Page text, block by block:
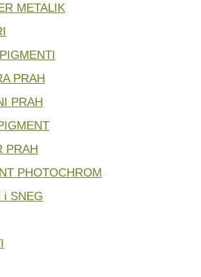
METALIK
PRAH
PRAH
PRAH
PHOTOCHROM
i SNEG